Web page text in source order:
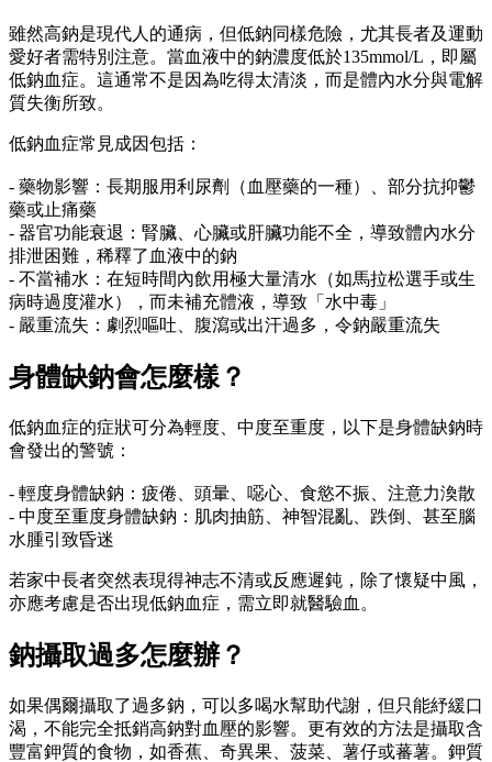
雖然高鈉是現代人的通病，但低鈉同樣危險，尤其長者及運動
愛好者需特別注意。當血液中的鈉濃度低於135mmol/L，即屬
低鈉血症。這通常不是因為吃得太清淡，而是體內水分與電解
質失衡所致。
低鈉血症常見成因包括：
- 藥物影響：長期服用利尿劑（血壓藥的一種）、部分抗抑鬱
藥或止痛藥
- 器官功能衰退：腎臟、心臟或肝臟功能不全，導致體內水分
排泄困難，稀釋了血液中的鈉
- 不當補水：在短時間內飲用極大量清水（如馬拉松選手或生
病時過度灌水），而未補充體液，導致「水中毒」
- 嚴重流失：劇烈嘔吐、腹瀉或出汗過多，令鈉嚴重流失
身體缺鈉會怎麼樣？
低鈉血症的症狀可分為輕度、中度至重度，以下是身體缺鈉時
會發出的警號：
- 輕度身體缺鈉：疲倦、頭暈、噁心、食慾不振、注意力渙散
- 中度至重度身體缺鈉：肌肉抽筋、神智混亂、跌倒、甚至腦
水腫引致昏迷
若家中長者突然表現得神志不清或反應遲鈍，除了懷疑中風，
亦應考慮是否出現低鈉血症，需立即就醫驗血。
鈉攝取過多怎麼辦？
如果偶爾攝取了過多鈉，可以多喝水幫助代謝，但只能紓緩口
渴，不能完全抵銷高鈉對血壓的影響。更有效的方法是攝取含
豐富鉀質的食物，如香蕉、奇異果、菠菜、薯仔或蕃薯。鉀質